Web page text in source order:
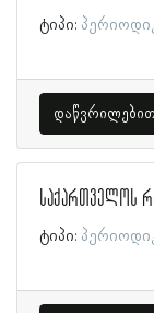
ტიპი:
დაწვრილებით
საქართველოს
ტიპი: